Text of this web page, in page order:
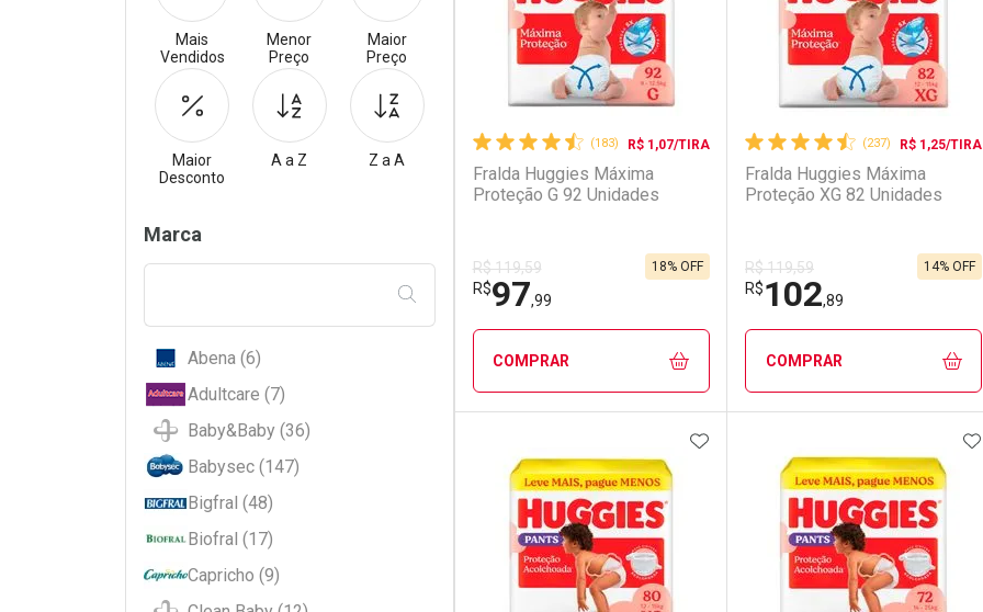
(183) R$ 1,07/TIRA
Fralda Huggies Máxima
Proteção G 92 Unidades
R$ 119,59
R$97,99
18% OFF
COMPRAR
FECHAR
Laboratório
FECHAR
Por Menos
(237) R$ 1,25/TIRA
Fralda Huggies Máxima
Proteção XG 82 Unidades
R$ 119,59
R$102,89
14% OFF
COMPRAR
Laboratório
Por Menos
ADICIONAR AOS FAVORITOS
Mais
Vendidos
Menor
Preço
Maior
Preço
Maior
Desconto
A a Z Z a A
Filtros
Marca
FILTRAR PELO TERMO DIGITADO
Abena (6)
Adultcare (7)
Baby&Baby (36)
Babysec (147)
Bigfral (48)
Biofral (17)
Capricho (9)